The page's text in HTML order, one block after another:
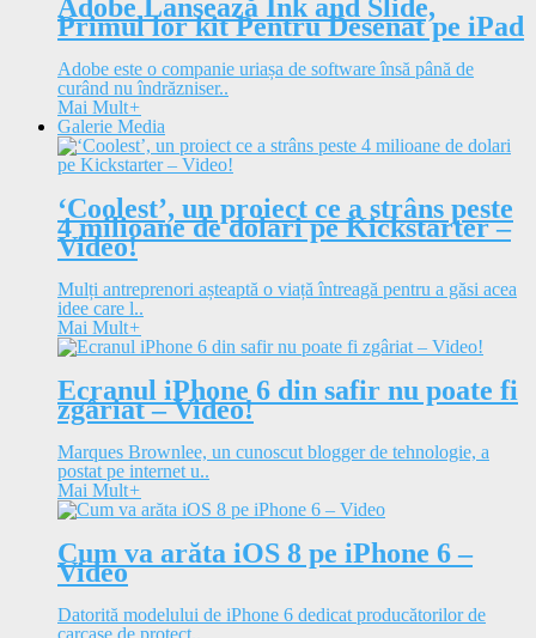
Adobe Lansează Ink and Slide,
Primul lor kit Pentru Desenat pe iPad
Adobe este o companie uriașa de software însă până de
curând nu îndrăzniser..
Mai Mult+
Galerie Media
‘Coolest’, un proiect ce a strâns peste
4 milioane de dolari pe Kickstarter –
Video!
Mulți antreprenori așteaptă o viață întreagă pentru a găsi acea
idee care l..
Mai Mult+
Ecranul iPhone 6 din safir nu poate fi
zgâriat – Video!
Marques Brownlee, un cunoscut blogger de tehnologie, a
postat pe internet u..
Mai Mult+
Cum va arăta iOS 8 pe iPhone 6 –
Video
Datorită modelului de iPhone 6 dedicat producătorilor de
carcase de protecț..